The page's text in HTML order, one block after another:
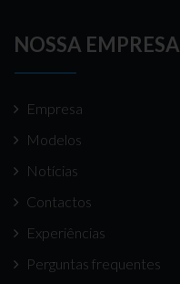
NOSSA EMPRESA
Empresa
Modelos
Notícias
Contactos
Experiências
Perguntas frequentes